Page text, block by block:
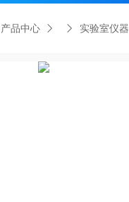
产品中心 实验室仪器